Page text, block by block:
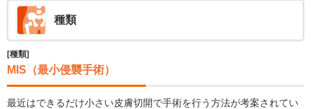
種類
[種類]
MIS（最小侵襲手術）
最近はできるだけ小さい皮膚切開で手術を行う方法が考案されてい